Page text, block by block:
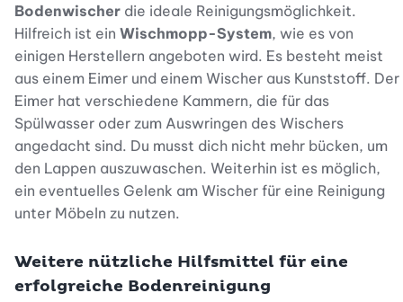
Bodenwischer die ideale Reinigungsmöglichkeit.
Hilfreich ist ein Wischmopp-System, wie es von
einigen Herstellern angeboten wird. Es besteht meist
aus einem Eimer und einem Wischer aus Kunststoff. Der
Eimer hat verschiedene Kammern, die für das
Spülwasser oder zum Auswringen des Wischers
angedacht sind. Du musst dich nicht mehr bücken, um
den Lappen auszuwaschen. Weiterhin ist es möglich,
ein eventuelles Gelenk am Wischer für eine Reinigung
unter Möbeln zu nutzen.
Weitere nützliche Hilfsmittel für eine
erfolgreiche Bodenreinigung